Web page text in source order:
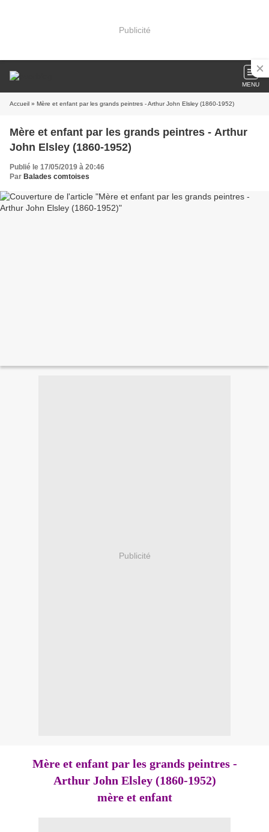
Publicité
MENU
Accueil » Mère et enfant par les grands peintres - Arthur John Elsley (1860-1952)
Mère et enfant par les grands peintres - Arthur
John Elsley (1860-1952)
Publié le 17/05/2019 à 20:46
Par Balades comtoises
Publicité
Mère et enfant par les grands peintres -
Arthur John Elsley (1860-1952)
mère et enfant